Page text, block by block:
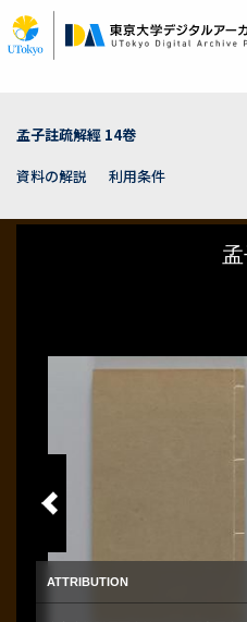
イ
ン
孟子註疏解經 14卷
資料の解説
利用条件